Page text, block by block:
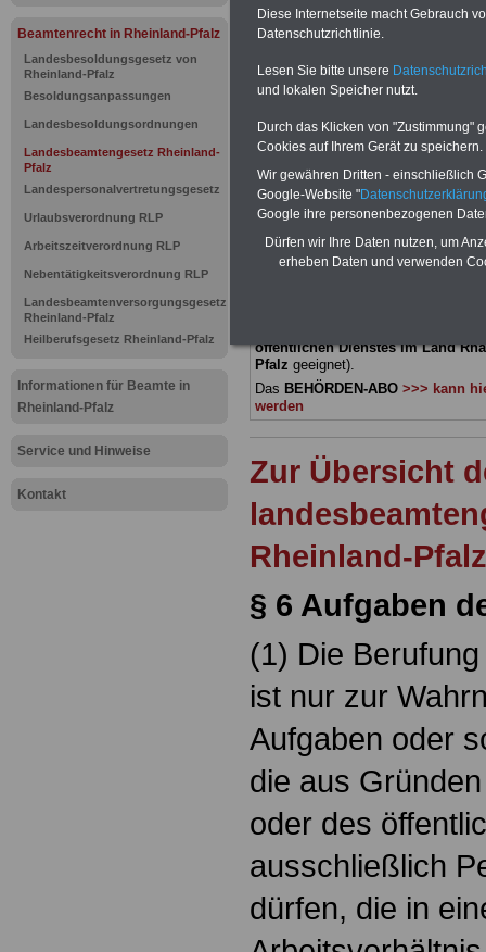
Beamtenrecht in Rheinland-Pfalz
Landesbesoldungsgesetz von
Rheinland-Pfalz
Besoldungsanpassungen
Landesbesoldungsordnungen
Landesbeamtengesetz Rheinland-
Pfalz
Landespersonalvertretungsgesetz
Urlaubsverordnung RLP
Arbeitszeitverordnung RLP
Nebentätigkeitsverordnung RLP
Landesbeamtenversorgungsgesetz
Rheinland-Pfalz
Heilberufsgesetz Rheinland-Pfalz
Informationen für Beamte in
Rheinland-Pfalz
Service und Hinweise
Kontakt
des
BEHÖRDEN-ABOmit 3 Ratgebern
22,50 Euro: Wissenswertes für
und Beamte,
(Bund/Länder) sowie Beihilferecht
öffentlichen Dienstes im Land
Pfalz geeignet).
Das BEHÖRDEN-ABO >>> kann
werden
Zur Übersicht
Rheinland-Pfalz
§ 6 Aufgaben
(1) Die
ist nur zur
Aufgaben oder
die aus
oder des
ausschließlich
dürfen, die in
Diese Internetseite macht Gebrauch
Datenschutzrichtlinie.
Lesen Sie bitte unsere
und lokalen Speicher nutzt.
Durch das Klicken von "Zustimmung"
Cookies auf Ihrem Gerät zu speichern.
Wir gewähren Dritten - einschließlich
Google-Website "
Google ihre personenbezogenen
Dürfen wir Ihre Daten nutzen, um
erheben Daten und verwenden